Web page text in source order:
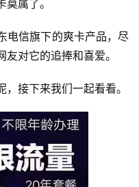
属了。
电信旗下的爽卡产品，尽
对它的追捧和喜爱。
接下来我们一起看看。